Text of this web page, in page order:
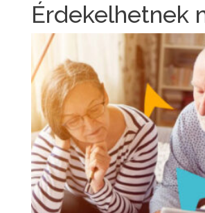
Érdekelhetnek